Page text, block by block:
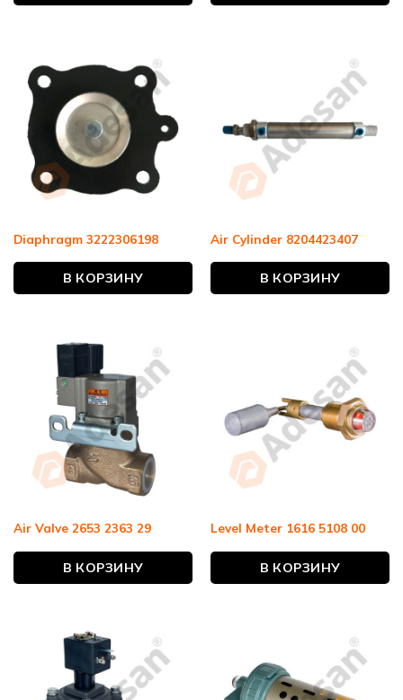
Diaphragm 3222306198
В КОРЗИНУ
Air Cylinder 8204423407
В КОРЗИНУ
Air Valve 2653 2363 29
В КОРЗИНУ
Level Meter 1616 5108 00
В КОРЗИНУ